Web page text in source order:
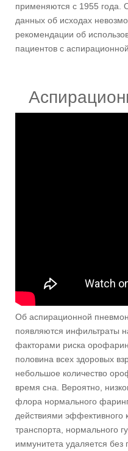
применяются с 1955 года.
данных об исходах
рекомендации об
пациентов с
Об аспирационной
появляются инфильтраты
факторами риска
половина всех здоровых
небольшое количество
время сна. Вероятно,
флора нормального
действиями эффективного
транспорта, нормального
иммунитета удаляется